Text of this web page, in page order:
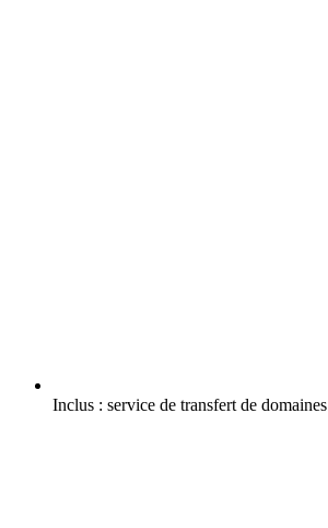
Inclus : service de transfert de domaines